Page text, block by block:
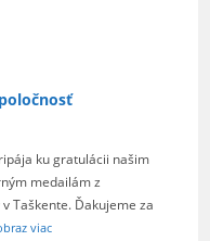
ku gratulácii našim
medailám z
Taškente. Ďakujeme za
viac